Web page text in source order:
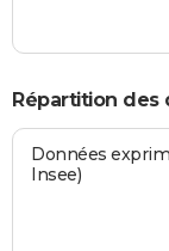
Répartition des
Données
Insee)